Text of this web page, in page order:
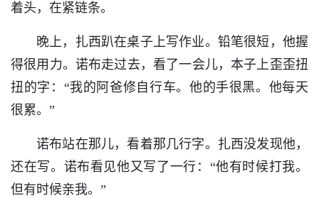
着头，在紧链条。
晚上，扎西趴在桌子上写作业。铅笔很短，他握
得很用力。诺布走过去，看了一会儿，本子上歪歪扭
扭的字：“我的阿爸修自行车。他的手很黑。他每天
很累。”
诺布站在那儿，看着那几行字。扎西没发现他，
还在写。诺布看见他又写了一行：“他有时候打我。
但有时候亲我。”